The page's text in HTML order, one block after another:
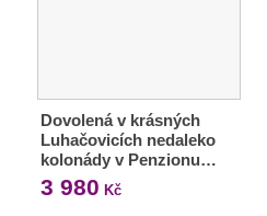
Dovolená v krásných
Luhačovicích nedaleko
kolonády v Penzionu…
3 980 Kč